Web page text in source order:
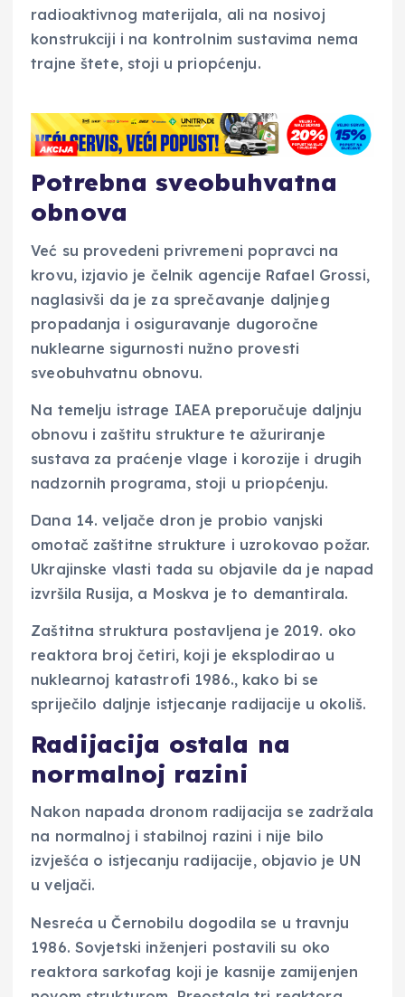
radioaktivnog materijala, ali na nosivoj
konstrukciji i na kontrolnim sustavima nema
trajne štete, stoji u priopćenju.
Potrebna sveobuhvatna
obnova
Već su provedeni privremeni popravci na
krovu, izjavio je čelnik agencije Rafael Grossi,
naglasivši da je za sprečavanje daljnjeg
propadanja i osiguravanje dugoročne
nuklearne sigurnosti nužno provesti
sveobuhvatnu obnovu.
Na temelju istrage IAEA preporučuje daljnju
obnovu i zaštitu strukture te ažuriranje
sustava za praćenje vlage i korozije i drugih
nadzornih programa, stoji u priopćenju.
Dana 14. veljače dron je probio vanjski
omotač zaštitne strukture i uzrokovao požar.
Ukrajinske vlasti tada su objavile da je napad
izvršila Rusija, a Moskva je to demantirala.
Zaštitna struktura postavljena je 2019. oko
reaktora broj četiri, koji je eksplodirao u
nuklearnoj katastrofi 1986., kako bi se
spriječilo daljnje istjecanje radijacije u okoliš.
Radijacija ostala na
normalnoj razini
Nakon napada dronom radijacija se zadržala
na normalnoj i stabilnoj razini i nije bilo
izvješća o istjecanju radijacije, objavio je UN
u veljači.
Nesreća u Černobilu dogodila se u travnju
1986. Sovjetski inženjeri postavili su oko
reaktora sarkofag koji je kasnije zamijenjen